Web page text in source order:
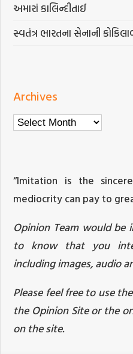
અમારાં કાલિન્દીતાઈ
સ્વતંત્ર ભારતના સેનાની
Archives
Archives
“Imitation is the
mediocrity can pay to
Opinion Team would be
to know that you
including images, audio
Please feel free to use
the Opinion Site or the
on the site.